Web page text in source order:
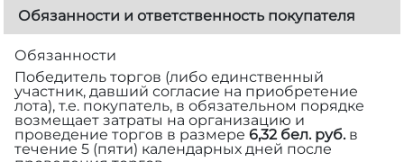
Обязанности и ответственность покупателя
Обязанности
Победитель торгов (либо единственный
участник, давший согласие на приобретение
лота), т.е. покупатель, в обязательном порядке
возмещает затраты на организацию и
проведение торгов в размере 6,32 бел. руб.в
течение 5 (пяти) календарных дней после